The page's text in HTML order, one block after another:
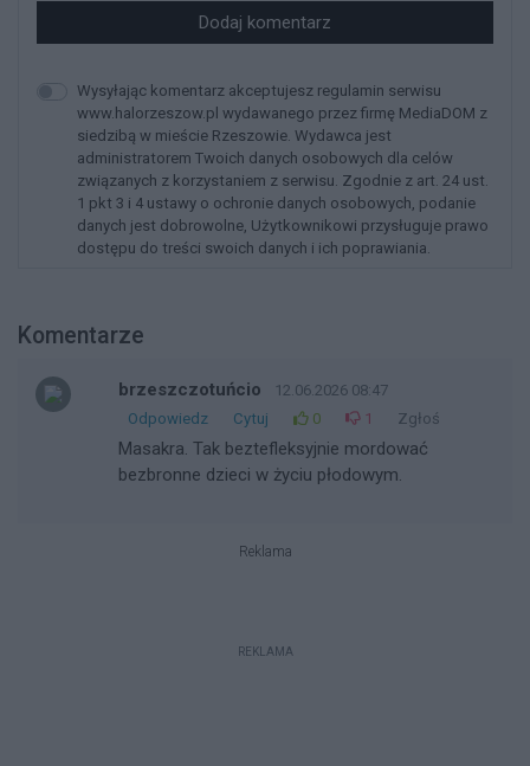
Dodaj komentarz
Wysyłając komentarz akceptujesz regulamin serwisu
www.halorzeszow.pl wydawanego przez firmę MediaDOM z
siedzibą w mieście Rzeszowie. Wydawca jest
administratorem Twoich danych osobowych dla celów
związanych z korzystaniem z serwisu. Zgodnie z art. 24 ust.
1 pkt 3 i 4 ustawy o ochronie danych osobowych, podanie
danych jest dobrowolne, Użytkownikowi przysługuje prawo
dostępu do treści swoich danych i ich poprawiania.
Komentarze
brzeszczotuńcio
12.06.2026 08:47
Odpowiedz
Cytuj 0 1 Zgłoś
Masakra. Tak beztefleksyjnie mordować
bezbronne dzieci w życiu płodowym.
Reklama
REKLAMA